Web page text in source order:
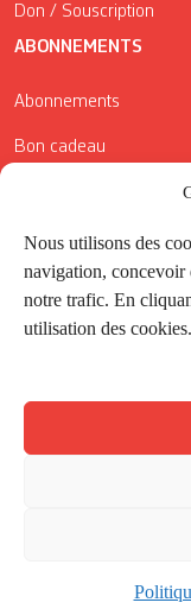
Nous utilisons des
navigation, concevoir
notre trafic. En
utilisation des cookies.
Don / Souscription
ABONNEMENTS
Abonnements
Bon cadeau
Conditions générales
Réductions de la
Application